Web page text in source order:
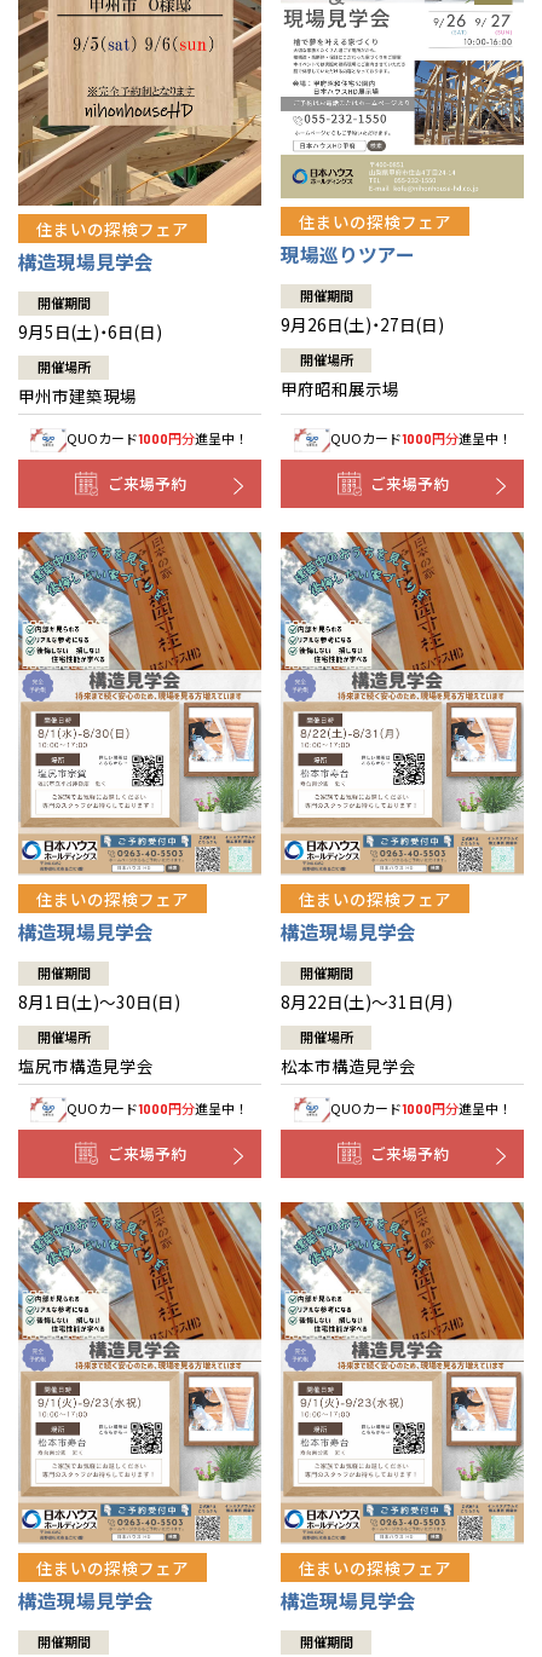
住まいの探検フェア
構造現場見学会
開催期間
9月5日(土)・6日(日)
開催場所
甲州市建築現場
QUOカード1000円分進呈中！
ご来場予約
住まいの探検フェア
現場巡りツアー
開催期間
9月26日(土)・27日(日)
開催場所
甲府昭和展示場
QUOカード1000円分進呈中！
ご来場予約
住まいの探検フェア
構造現場見学会
開催期間
8月1日(土)～30日(日)
開催場所
塩尻市構造見学会
QUOカード1000円分進呈中！
ご来場予約
住まいの探検フェア
構造現場見学会
開催期間
8月22日(土)～31日(月)
開催場所
松本市構造見学会
QUOカード1000円分進呈中！
ご来場予約
住まいの探検フェア
構造現場見学会
開催期間
住まいの探検フェア
構造現場見学会
開催期間